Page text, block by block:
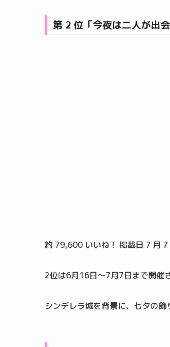
第 2 位「今夜は二人が出
約 79,600 いいね！ 掲載日 7 月 7
2位は6月16日～7月7日まで開催
シンデレラ城を背景に、七夕の飾